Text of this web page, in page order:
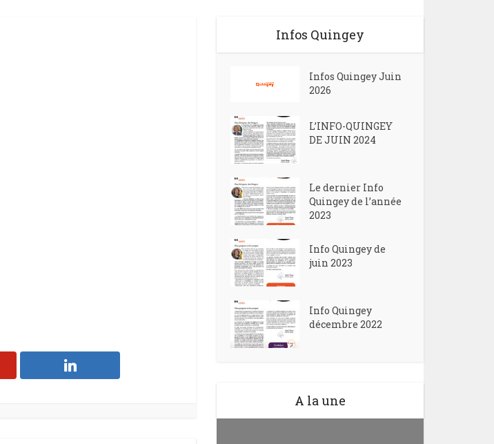
Infos Quingey
Infos Quingey Juin
2026
L’INFO-QUINGEY
DE JUIN 2024
Le dernier Info
Quingey de l’année
2023
Info Quingey de
juin 2023
Info Quingey
décembre 2022
A la une